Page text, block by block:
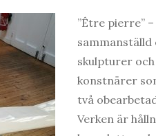
”Être pierre”
sammanställd
skulpturer
konstnärer
två
Verken är